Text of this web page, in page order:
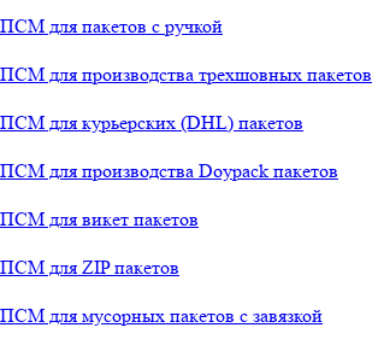
ПСМ для пакетов с ручкой
ПСМ для производства трехшовных пакетов
ПСМ для курьерских (DHL) пакетов
ПСМ для производства Doypack пакетов
ПСМ для викет пакетов
ПСМ для ZIP пакетов
ПСМ для мусорных пакетов с завязкой